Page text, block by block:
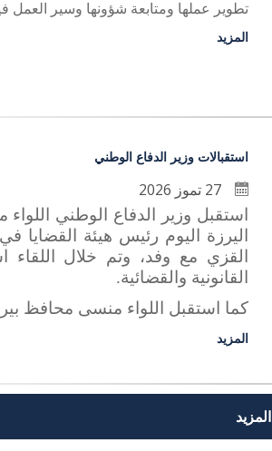
تطوير عملها ومتابعة شؤونها وسير العمل
المزيد
استقبالات وزير الدفاع الوطني
استقبل وزير الدفاع الوطني
اليرزة اليوم رئيس هيئة
القزي مع وفد، وتم خلال
القانونية والقضائية.
كما استقبل اللواء منسى محافظ
المزيد
المزيد